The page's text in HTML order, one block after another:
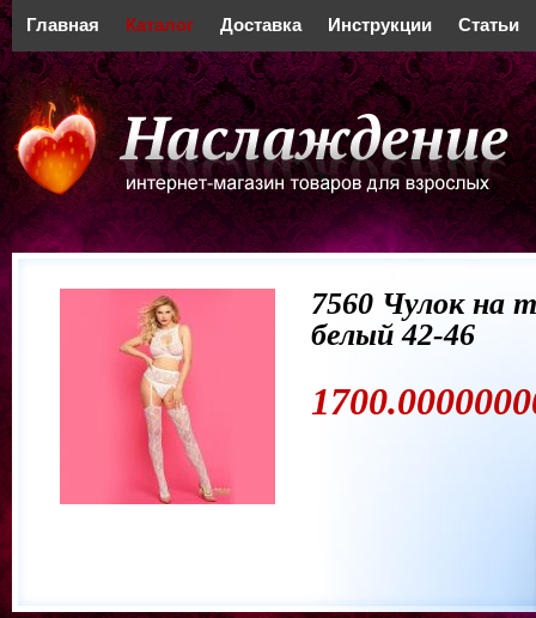
Главная Каталог Доставка Инструкции Статьи
7560 Чулок на
белый 42-46